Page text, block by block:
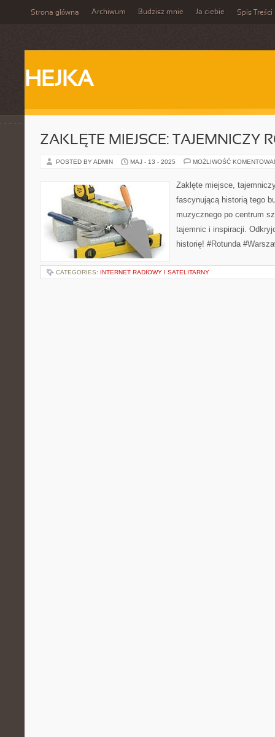
Strona główna Archiwum Budzisz mnie Ja ciebie Spis Treści
HEJKA
ZAKLĘTE MIEJSCE: TAJEMNICZY
POSTED BY ADMIN MAJ - 13 - 2025 MOŻLIWOŚĆ
Zaklęte miejsce,
fascynującą historią tego
muzycznego po centrum
tajemnic i inspiracji.
historię! #Rotunda
CATEGORIES: INTERNET RADIOWY I SATELITARNY